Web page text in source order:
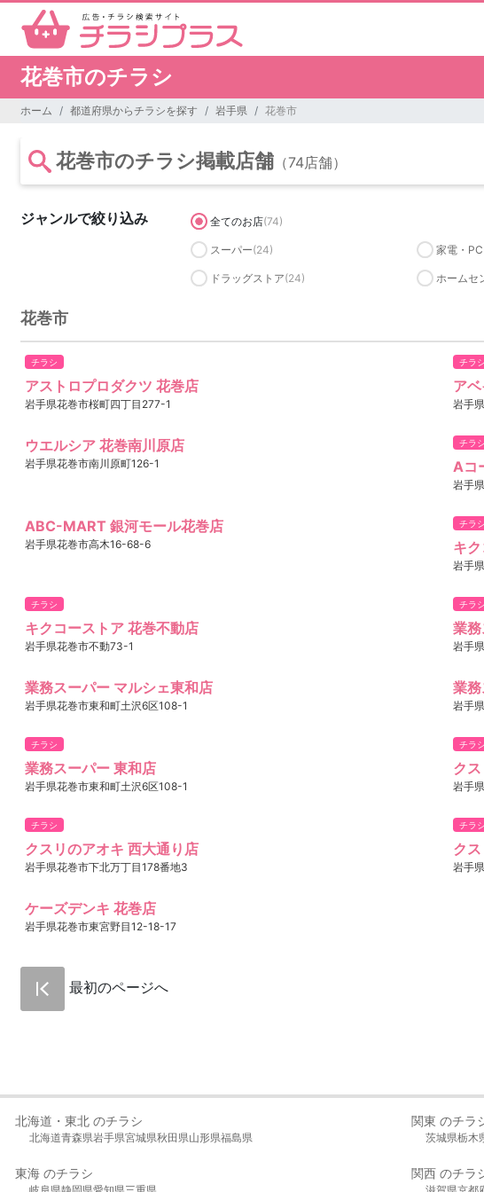
花巻市のチラシ
ホーム 都道府県からチラシを探す 岩手県 花巻市
花巻市のチラシ掲載店舗 （74店舗）
ジャンルで絞り込み 全てのお店(74)
スーパー(24) 家電・PC
ドラッグストア(24) ホームセ
花巻市
チラシ
アストロプロダクツ 花巻店
岩手県花巻市桜町四丁目277-1
チラシ
ア
岩手
ウエルシア 花巻南川原店
岩手県花巻市南川原町126-1
チラシ
Aコ
岩手
ABC-MART 銀河モール花巻店
岩手県花巻市高木16-68-6
チラシ
キ
岩手
チラシ
キクコーストア 花巻不動店
岩手県花巻市不動73-1
チラシ
業
岩手
業務スーパー マルシェ東和店
岩手県花巻市東和町土沢6区108-1
業
岩手
チラシ
業務スーパー 東和店
岩手県花巻市東和町土沢6区108-1
チラシ
ク
岩手
チラシ
クスリのアオキ 西大通り店
岩手県花巻市下北万丁目178番地3
チラシ
ク
岩手
ケーズデンキ 花巻店
岩手県花巻市東宮野目12-18-17
最初のページへ
北海道・東北 のチラシ
北海道青森県岩手県宮城県秋田県山形県福島県
関東 のチラ
茨城県栃木
東海 のチラシ 関西 のチラ